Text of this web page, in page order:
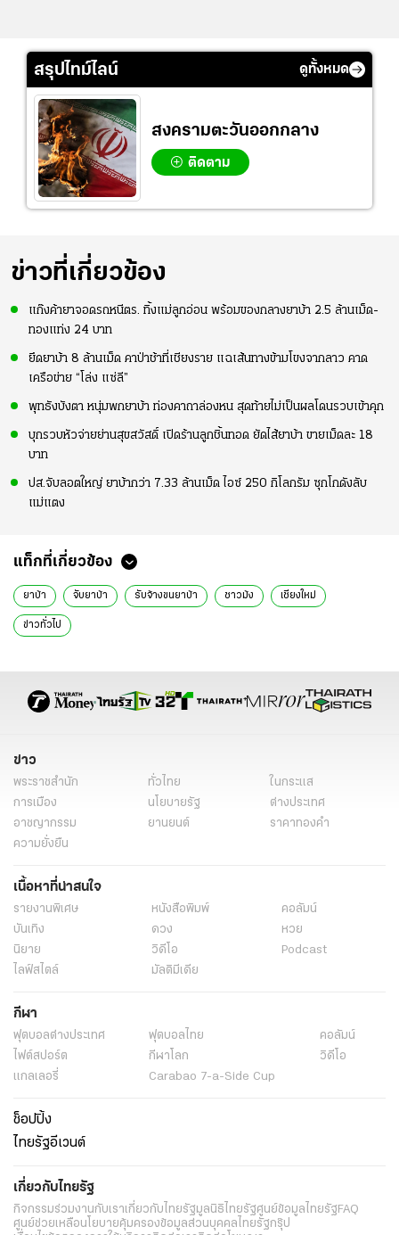
สรุปไทม์ไลน์ ดูทั้งหมด
สงครามตะวันออกกลาง
ติดตาม
ข่าวที่เกี่ยวข้อง
แก๊งค้ายาจอดรถหนีตร. ทิ้งแม่ลูกอ่อน พร้อมของกลางยาบ้า 2.5 ล้านเม็ด-
ทองแท่ง 24 บาท
ยึดยาบ้า 8 ล้านเม็ด คาป่าช้าที่เชียงราย แฉเส้นทางข้ามโขงจากลาว คาด
เครือข่าย “โล่ง แซ่ลี”
พุทธังบังตา หนุ่มพกยาบ้า ท่องคาถาล่องหน สุดท้ายไม่เป็นผลโดนรวบเข้าคุก
บุกรวบหัวจ่ายย่านสุขสวัสดิ์ เปิดร้านลูกชิ้นทอด ยัดไส้ยาบ้า ขายเม็ดละ 18
บาท
ปส.จับลอตใหญ่ ยาบ้ากว่า 7.33 ล้านเม็ด ไอซ์ 250 กิโลกรัม ซุกโกดังลับ
แม่แตง
แท็กที่เกี่ยวข้อง
ยาบ้า จับยาบ้า รับจ้างขนยาบ้า ชาวม้ง เชียงใหม่
ข่าวทั่วไป
ข่าว
พระราชสำนัก ทั่วไทย
ในกระแส
การเมือง
นโยบายรัฐ
ต่างประเทศ
อาชญากรรม
ยานยนต์
ราคาทองคำ
ความยั่งยืน
เนื้อหาที่น่าสนใจ
รายงานพิเศษ หนังสือพิมพ์
คอลัมน์
บันเทิง
ดวง
หวย
นิยาย
วิดีโอ
Podcast
ไลฟ์สไตล์
มัลติมีเดีย
กีฬา
ฟุตบอลต่่างประเทศ ฟุตบอลไทย
คอลัมน์
ไฟต์สปอร์ต
กีฬาโลก
วิดีโอ
แกลเลอรี่
Carabao 7-a-Side Cup
ช็อปปิ้ง
ไทยรัฐอีเวนต์
เกี่ยวกับไทยรัฐ
กิจกรรมร่วมงานกับเราเกี่ยวกับไทยรัฐมูลนิธิไทยรัฐศูนย์ข้อมูลไทยรัฐFAQ
ศูนย์ช่วยเหลือนโยบายคุ้มครองข้อมูลส่วนบุคคลไทยรัฐกรุ๊ป